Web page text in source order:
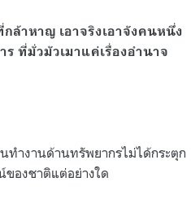
ล้าหาญ เอาจริงเอาจังคนหนึ่ง
ร ที่มั่วมัวเมาแค่เรื่องอำนาจ
ทำงานด้านทรัพยากรไม่ได้กระตุก
องชาติแต่อย่างใด